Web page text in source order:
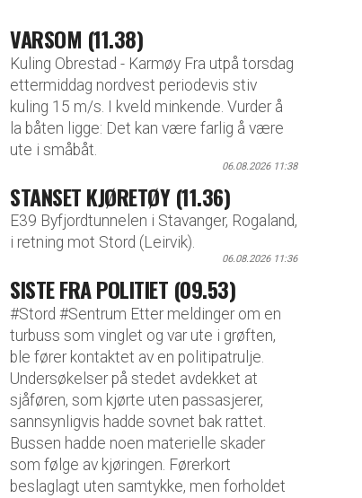
VARSOM (11.38)
Kuling Obrestad - Karmøy Fra utpå torsdag
ettermiddag nordvest periodevis stiv
kuling 15 m/s. I kveld minkende. Vurder å
la båten ligge: Det kan være farlig å være
ute i småbåt.
06.08.2026 11:38
STANSET KJØRETØY (11.36)
E39 Byfjordtunnelen i Stavanger, Rogaland,
i retning mot Stord (Leirvik).
06.08.2026 11:36
SISTE FRA POLITIET (09.53)
#Stord #Sentrum Etter meldinger om en
turbuss som vinglet og var ute i grøften,
ble fører kontaktet av en politipatrulje.
Undersøkelser på stedet avdekket at
sjåføren, som kjørte uten passasjerer,
sannsynligvis hadde sovnet bak rattet.
Bussen hadde noen materielle skader
som følge av kjøringen. Førerkort
beslaglagt uten samtykke, men forholdet